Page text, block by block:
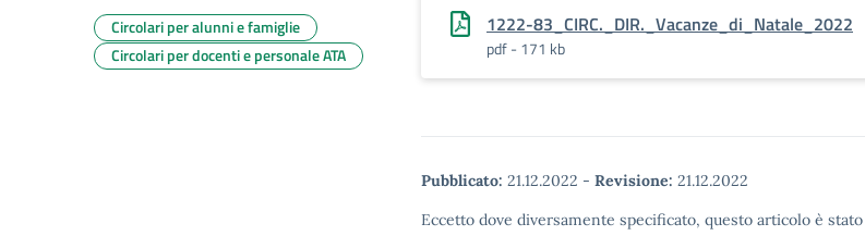
1222-83_CIRC._DIR._Vacanze_di_Natale_2022
pdf - 171 kb
Pubblicato: 21.12.2022 - Revisione: 21.12.2022
Eccetto dove diversamente specificato, questo articolo è
Circolari per alunni e famiglie
Circolari per docenti e personale ATA